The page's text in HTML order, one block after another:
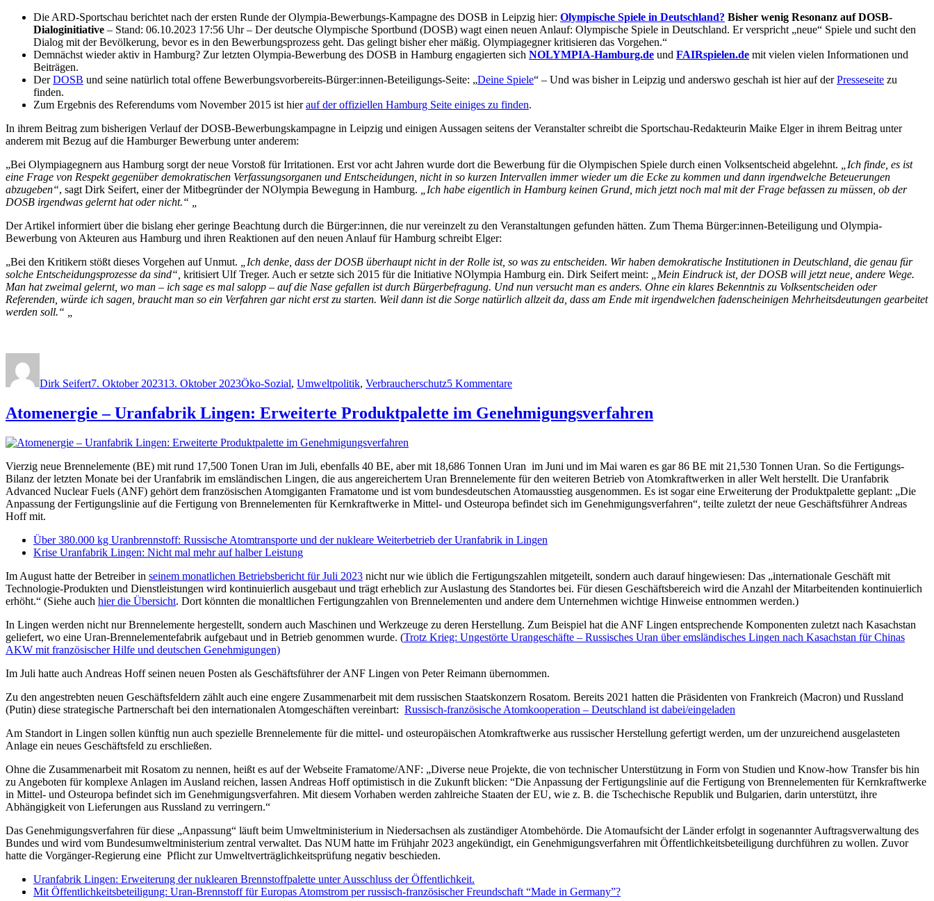
Die ARD-Sportschau berichtet nach der ersten Runde der Olympia-Bewerbungs-Kampagne des DOSB in Leipzig hier: Olympische Spiele in Deutschland? Bisher wenig Resonanz auf DOSB-
Dialoginitiative – Stand: 06.10.2023 17:56 Uhr – Der deutsche Olympische Sportbund (DOSB) wagt einen neuen Anlauf: Olympische Spiele in Deutschland. Er verspricht „neue“ Spiele und sucht den
Dialog mit der Bevölkerung, bevor es in den Bewerbungsprozess geht. Das gelingt bisher eher mäßig. Olympiagegner kritisieren das Vorgehen.“
Demnächst wieder aktiv in Hamburg? Zur letzten Olympia-Bewerbung des DOSB in Hamburg engagierten sich NOLYMPIA-Hamburg.de und FAIRspielen.de mit vielen vielen Informationen und
Beiträgen.
DerDOSB und seine natürlich total offene Bewerbungsvorbereits-Bürger:innen-Beteiligungs-Seite: „Deine Spiele“ – Und was bisher in Leipzig und anderswo geschah ist hier auf derPresseseite zu
finden.
Zum Ergebnis des Referendums vom November 2015 ist hierauf der offiziellen Hamburg Seite einiges zu finden.
In ihrem Beitrag zum bisherigen Verlauf der DOSB-Bewerbungskampagne in Leipzig und einigen Aussagen seitens der Veranstalter schreibt die Sportschau-Redakteurin Maike Elger in ihrem Beitrag unter
anderem mit Bezug auf die Hamburger Bewerbung unter anderem:
„Bei Olympiagegnern aus Hamburg sorgt der neue Vorstoß für Irritationen. Erst vor acht Jahren wurde dort die Bewerbung für die Olympischen Spiele durch einen Volksentscheid abgelehnt.
„Ich finde, es ist
eine Frage von Respekt gegenüber demokratischen Verfassungsorganen und Entscheidungen, nicht in so kurzen Intervallen immer wieder um die Ecke zu kommen und dann irgendwelche Beteuerungen
abzugeben“, sagt Dirk Seifert, einer der Mitbegründer der NOlympia Bewegung in Hamburg. „Ich habe eigentlich in Hamburg keinen Grund, mich jetzt noch mal mit der Frage befassen zu müssen, ob der
DOSB irgendwas gelernt hat oder nicht.“ „
Der Artikel informiert über die bislang eher geringe Beachtung durch die Bürger:innen, die nur vereinzelt zu den Veranstaltungen gefunden hätten. Zum Thema Bürger:innen-Beteiligung und Olympia-
Bewerbung von Akteuren aus Hamburg und ihren Reaktionen auf den neuen Anlauf für Hamburg schreibt Elger:
„Bei den Kritikern stößt dieses Vorgehen auf Unmut. „Ich denke, dass der DOSB überhaupt nicht in der Rolle ist, so was zu entscheiden. Wir haben demokratische Institutionen in Deutschland, die genau für
solche Entscheidungsprozesse da sind“, kritisiert Ulf Treger. Auch er setzte sich 2015 für die Initiative NOlympia Hamburg ein. Dirk Seifert meint:
„Mein Eindruck ist, der DOSB will jetzt neue, andere Wege.
Man hat zweimal gelernt, wo man – ich sage es mal salopp – auf die Nase gefallen ist durch Bürgerbefragung. Und nun versucht man es anders. Ohne ein klares Bekenntnis zu Volksentscheiden oder
Referenden, würde ich sagen, braucht man so ein Verfahren gar nicht erst zu starten. Weil dann ist die Sorge natürlich allzeit da, dass am Ende mit irgendwelchen fadenscheinigen Mehrheitsdeutungen gearbeitet
werden soll.“ „
Dirk Seifert7. Oktober 202313. Oktober 2023Öko-Sozial, Umweltpolitik, Verbraucherschutz5 Kommentarewieder:
soll
Olympia-
Atomenergie – Uranfabrik Lingen: Erweiterte Produktpalette im Genehmigungsverfahren
Vierzig neue Brennelemente (BE) mit rund 17,500 Tonen Uran im Juli, ebenfalls 40 BE, aber mit 18,686 Tonnen Uran im Juni und im Mai waren es gar 86 BE mit 21,530 Tonnen Uran. So die Fertigungs-
Bilanz der letzten Monate bei der Uranfabrik im emsländischen Lingen, die aus angereichertem Uran Brennelemente für den weiteren Betrieb von Atomkraftwerken in aller Welt herstellt. Die Uranfabrik
Advanced Nuclear Fuels (ANF) gehört dem französischen Atomgiganten Framatome und ist vom bundesdeutschen Atomausstieg ausgenommen. Es ist sogar eine Erweiterung der Produktpalette geplant: „Die
Anpassung der Fertigungslinie auf die Fertigung von Brennelementen für Kernkraftwerke in Mittel- und Osteuropa befindet sich im Genehmigungsverfahren“, teilte zuletzt der neue Geschäftsführer Andreas
Hoff mit.
Über 380.000 kg Uranbrennstoff: Russische Atomtransporte und der nukleare Weiterbetrieb der Uranfabrik in Lingen
Krise Uranfabrik Lingen: Nicht mal mehr auf halber Leistung
Im August hatte der Betreiber in seinem monatlichen Betriebsbericht für Juli 2023 nicht nur wie üblich die Fertigungszahlen mitgeteilt, sondern auch darauf hingewiesen: Das „internationale Geschäft mit
Technologie-Produkten und Dienstleistungen wird kontinuierlich ausgebaut und trägt erheblich zur Auslastung des Standortes bei. Für diesen Geschäftsbereich wird die Anzahl der Mitarbeitenden kontinuierlich
erhöht.“ (Siehe auch hier die Übersicht. Dort könnten die monaltlichen Fertigungzahlen von Brennelementen und andere dem Unternehmen wichtige Hinweise entnommen werden.)
In Lingen werden nicht nur Brennelemente hergestellt, sondern auch Maschinen und Werkzeuge zu deren Herstellung. Zum Beispiel hat die ANF Lingen entsprechende Komponenten zuletzt nach Kasachstan
geliefert, wo eine Uran-Brennelementefabrik aufgebaut und in Betrieb genommen wurde. (Trotz Krieg: Ungestörte Urangeschäfte – Russisches Uran über emsländisches Lingen nach Kasachstan für Chinas
AKW mit französischer Hilfe und deutschen Genehmigungen)
Im Juli hatte auch Andreas Hoff seinen neuen Posten als Geschäftsführer der ANF Lingen von Peter Reimann übernommen.
Zu den angestrebten neuen Geschäftsfeldern zählt auch eine engere Zusammenarbeit mit dem russischen Staatskonzern Rosatom. Bereits 2021 hatten die Präsidenten von Frankreich (Macron) und Russland
(Putin) diese strategische Partnerschaft bei den internationalen Atomgeschäften vereinbart: Russisch-französische Atomkooperation – Deutschland ist dabei/eingeladen
Am Standort in Lingen sollen künftig nun auch spezielle Brennelemente für die mittel- und osteuropäischen Atomkraftwerke aus russischer Herstellung gefertigt werden, um der unzureichend ausgelasteten
Anlage ein neues Geschäftsfeld zu erschließen.
Ohne die Zusammenarbeit mit Rosatom zu nennen, heißt es auf der Webseite Framatome/ANF: „Diverse neue Projekte, die von technischer Unterstützung in Form von Studien und Know-how Transfer bis hin
zu Angeboten für komplexe Anlagen im Ausland reichen, lassen Andreas Hoff optimistisch in die Zukunft blicken: “Die Anpassung der Fertigungslinie auf die Fertigung von Brennelementen für Kernkraftwerke
in Mittel- und Osteuropa befindet sich im Genehmigungsverfahren. Mit diesem Vorhaben werden zahlreiche Staaten der EU, wie z. B. die Tschechische Republik und Bulgarien, darin unterstützt, ihre
Abhängigkeit von Lieferungen aus Russland zu verringern.“
Das Genehmigungsverfahren für diese „Anpassung“ läuft beim Umweltministerium in Niedersachsen als zuständiger Atombehörde. Die Atomaufsicht der Länder erfolgt in sogenannter Auftragsverwaltung des
Bundes und wird vom Bundesumweltministerium zentral verwaltet. Das NUM hatte im Frühjahr 2023 angekündigt, ein Genehmigungsverfahren mit Öffentlichkeitsbeteiligung durchführen zu wollen. Zuvor
hatte die Vorgänger-Regierung eine Pflicht zur Umweltverträglichkeitsprüfung negativ beschieden.
Uranfabrik Lingen: Erweiterung der nuklearen Brennstoffpalette unter Ausschluss der Öffentlichkeit.
Mit Öffentlichkeitsbeteiligung: Uran-Brennstoff für Europas Atomstrom per russisch-französischer Freundschaft “Made in Germany”?